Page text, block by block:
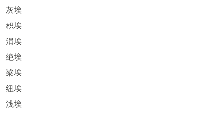
灰埃
积埃
涓埃
絶埃
梁埃
纽埃
浅埃